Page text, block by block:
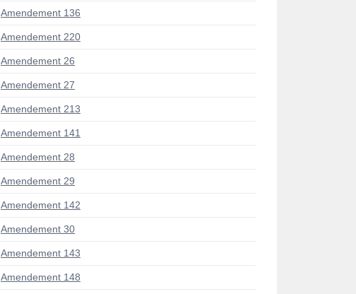
Amendement 136
Amendement 220
Amendement 26
Amendement 27
Amendement 213
Amendement 141
Amendement 28
Amendement 29
Amendement 142
Amendement 30
Amendement 143
Amendement 148